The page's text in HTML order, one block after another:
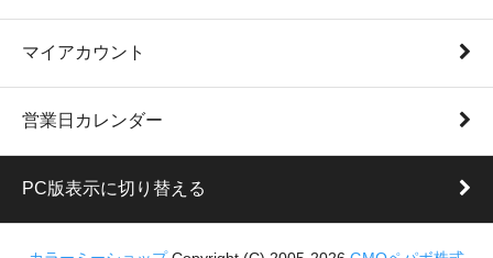
マイアカウント
営業日カレンダー
PC版表示に切り替える